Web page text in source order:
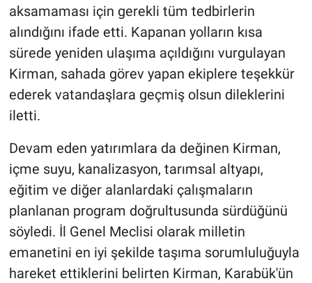
aksamaması için gerekli tüm tedbirlerin
alındığını ifade etti. Kapanan yolların kısa
sürede yeniden ulaşıma açıldığını vurgulayan
Kirman, sahada görev yapan ekiplere teşekkür
ederek vatandaşlara geçmiş olsun dileklerini
iletti.
Devam eden yatırımlara da değinen Kirman,
içme suyu, kanalizasyon, tarımsal altyapı,
eğitim ve diğer alanlardaki çalışmaların
planlanan program doğrultusunda sürdüğünü
söyledi. İl Genel Meclisi olarak milletin
emanetini en iyi şekilde taşıma sorumluluğuyla
hareket ettiklerini belirten Kirman, Karabük'ün